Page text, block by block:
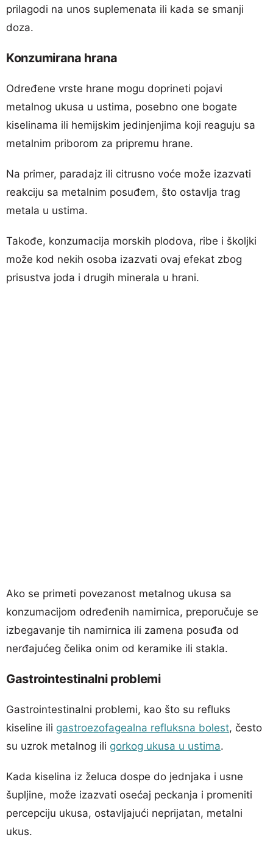
prilagodi na unos suplemenata ili kada se smanji
doza.
Konzumirana hrana
Određene vrste hrane mogu doprineti pojavi
metalnog ukusa u ustima, posebno one bogate
kiselinama ili hemijskim jedinjenjima koji reaguju sa
metalnim priborom za pripremu hrane.
Na primer, paradajz ili citrusno voće može izazvati
reakciju sa metalnim posuđem, što ostavlja trag
metala u ustima.
Takođe, konzumacija morskih plodova, ribe i školjki
može kod nekih osoba izazvati ovaj efekat zbog
prisustva joda i drugih minerala u hrani.
Ako se primeti povezanost metalnog ukusa sa
konzumacijom određenih namirnica, preporučuje se
izbegavanje tih namirnica ili zamena posuđa od
nerđajućeg čelika onim od keramike ili stakla.
Gastrointestinalni problemi
Gastrointestinalni problemi, kao što su refluks
kiseline ili gastroezofagealna refluksna bolest, često
su uzrok metalnog ili gorkog ukusa u ustima.
Kada kiselina iz želuca dospe do jednjaka i usne
šupljine, može izazvati osećaj peckanja i promeniti
percepciju ukusa, ostavljajući neprijatan, metalni
ukus.